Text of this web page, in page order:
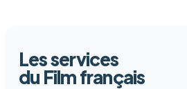
Les services
du Film français